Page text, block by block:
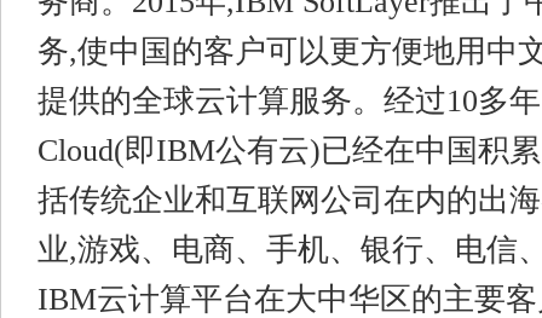
务,使中国的客户可以更方便地用中
提供的全球云计算服务。经过10多
Cloud(即IBM公有云)已经在中国积
括传统企业和互联网公司在内的出
业,游戏、电商、手机、银行、电信
IBM云计算平台在大中华区的主要